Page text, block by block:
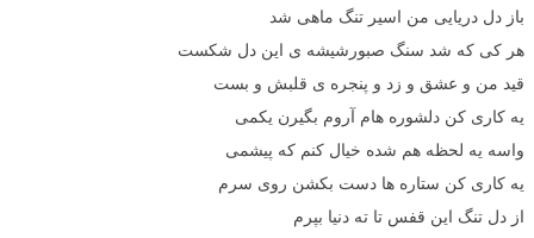
باز دل دریایی من اسیر تنگ ماهی شد
هر کی که شد سنگ صبورشیشه ی این دل شکست
قید من و عشق و زد و پنجره ی قلبش و بست
یه کاری کن دلشوره هام آروم بگیرن یکمی
واسه یه لحظه هم شده خیال کنم که پیشمی
یه کاری کن ستاره ها دست بکشن روی سرم
از دل تنگ این قفس تا ته دنیا بپرم